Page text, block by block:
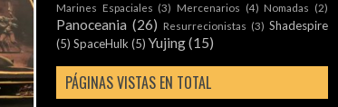
Marines Espaciales (3) Mercenarios (4) Nomadas (2)
Panoceania (26) Resurrecionistas (3) Shadespire
(5) SpaceHulk(5) Yujing(15)
PÁGINAS VISTAS EN TOTAL